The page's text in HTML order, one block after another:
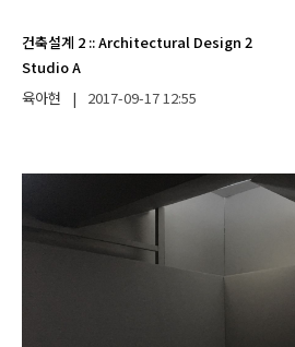
건축설계 2 ::Architectural Design 2
Studio A
육아현
| 2017-09-1712:55